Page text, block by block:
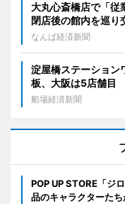
大丸心斎橋店で「
閉店後の館内を巡り
なんば経済新聞
淀屋橋ステーショ
板、大阪は5店舗目
船場経済新聞
POP UP STORE「ジ
品のキャラクターたち